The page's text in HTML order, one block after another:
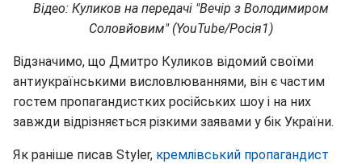
Відео: Куликов на передачі "Вечір з Володимиром
Соловйовим" (YouTube/Росія1)
Відзначимо, що Дмитро Куликов відомий своїми
антиукраїнськими висловлюваннями, він є частим
гостем пропагандистких російських шоу і на них
завжди відрізняється різкими заявами у бік України.
Як раніше писав Styler, кремлівський пропагандист